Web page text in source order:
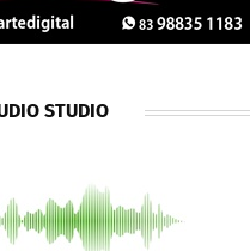
STUDIO